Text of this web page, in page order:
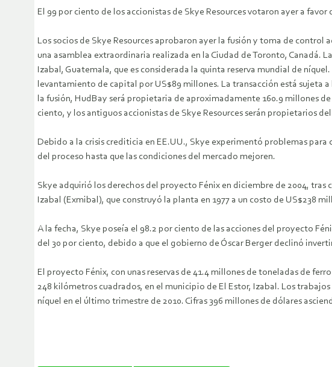
El 99 por ciento de los accionistas de Skye Resources votaron ayer a
Los socios de Skye Resources aprobaron ayer la fusión y toma de
una asamblea extraordinaria realizada en la Ciudad de Toronto, Canadá.
Izabal, Guatemala, que es considerada la quinta reserva mundial de
levantamiento de capital por US$89 millones. La transacción está sujeta
la fusión, HudBay será propietaria de aproximadamente 160.9 millones
ciento, y los antiguos accionistas de Skye Resources serán propietarios
Debido a la crisis crediticia en EE.UU., Skye experimentó problemas
del proceso hasta que las condiciones del mercado mejoren.
Skye adquirió los derechos del proyecto Fénix en diciembre de 2004, tras
Izabal (Exmibal), que construyó la planta en 1977 a un costo de US$238
A la fecha, Skye poseía el 98.2 por ciento de las acciones del proyecto
del 30 por ciento, debido a que el gobierno de Óscar Berger declinó
El proyecto Fénix, con unas reservas de 41.4 millones de toneladas de
248 kilómetros cuadrados, en el municipio de El Estor, Izabal. Los
níquel en el último trimestre de 2010. Cifras 396 millones de dólares